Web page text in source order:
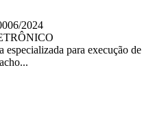
2024
para execução de